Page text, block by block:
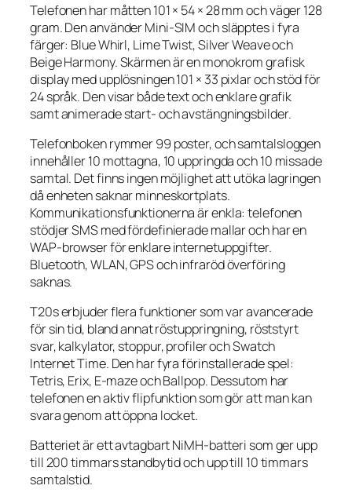
Telefonen har måtten 101 × 54 × 28 mm och väger 128
gram. Den använder Mini-SIM och släpptes i fyra
färger: Blue Whirl, Lime Twist, Silver Weave och
Beige Harmony. Skärmen är en monokrom grafisk
display med upplösningen 101 × 33 pixlar och stöd för
24 språk. Den visar både text och enklare grafik
samt animerade start- och avstängningsbilder.
Telefonboken rymmer 99 poster, och samtalsloggen
innehåller 10 mottagna, 10 uppringda och 10 missade
samtal. Det finns ingen möjlighet att utöka lagringen
då enheten saknar minneskortplats.
Kommunikationsfunktionerna är enkla: telefonen
stödjer SMS med fördefinierade mallar och har en
WAP-browser för enklare internetuppgifter.
Bluetooth, WLAN, GPS och infraröd överföring
saknas.
T20s erbjuder flera funktioner som var avancerade
för sin tid, bland annat röstuppringning, röststyrt
svar, kalkylator, stoppur, profiler och Swatch
Internet Time. Den har fyra förinstallerade spel:
Tetris, Erix, E-maze och Ballpop. Dessutom har
telefonen en aktiv flipfunktion som gör att man kan
svara genom att öppna locket.
Batteriet är ett avtagbart NiMH-batteri som ger upp
till 200 timmars standbytid och upp till 10 timmars
samtalstid.